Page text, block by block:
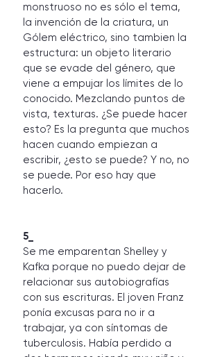
monstruoso no es sólo el tema,
la invención de la criatura, un
Gólem eléctrico, sino tambien la
estructura: un objeto literario
que se evade del género, que
viene a empujar los límites de lo
conocido. Mezclando puntos de
vista, texturas. ¿Se puede hacer
esto? Es la pregunta que muchos
hacen cuando empiezan a
escribir, ¿esto se puede? Y no, no
se puede. Por eso hay que
hacerlo.
5_
Se me emparentan Shelley y
Kafka porque no puedo dejar de
relacionar sus autobiografías
con sus escrituras. El joven Franz
ponía excusas para no ir a
trabajar, ya con síntomas de
tuberculosis. Había perdido a